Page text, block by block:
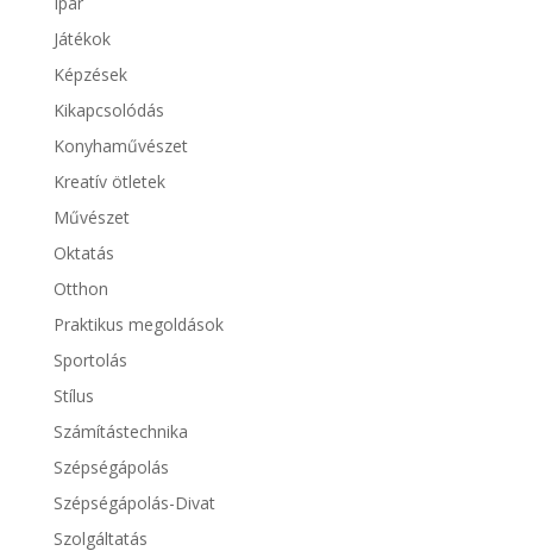
Játékok
Képzések
Kikapcsolódás
Konyhaművészet
Kreatív ötletek
Művészet
Oktatás
Otthon
Praktikus megoldások
Sportolás
Stílus
Számítástechnika
Szépségápolás
Szépségápolás-Divat
Szolgáltatás